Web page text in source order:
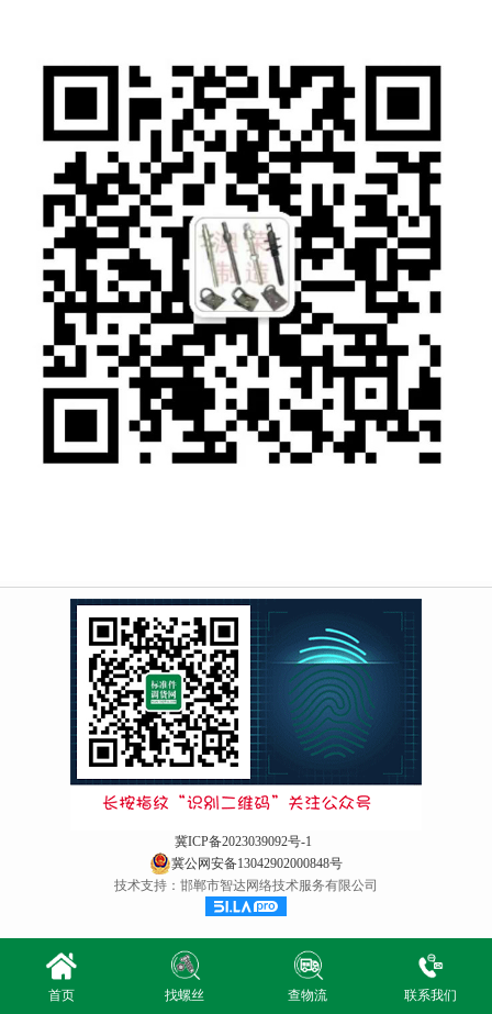
冀ICP备2023039092号-1
冀公网安备13042902000848号
技术支持：邯郸市智达网络技术服务有限公司
首页 找螺丝 查物流 联系我们